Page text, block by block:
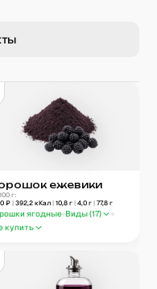
ежевики
г:
₽ | 392,2 кКал | 10,8 г | 4,0 г | 77,8 г
ягодные Виды (17)
купить